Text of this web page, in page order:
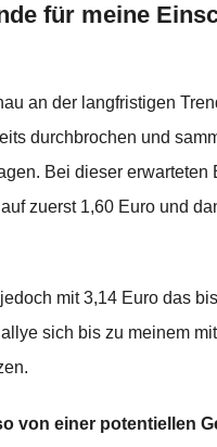
für meine
an der langfristigen
durchbrochen und
Bei dieser erwarteten
zuerst 1,60 Euro und
mit 3,14 Euro das
sich bis zu meinem
von einer potentiellen